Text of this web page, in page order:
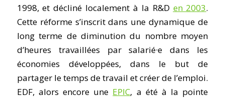
1998, et décliné localement à la R&D en 2003.
Cette réforme s’inscrit dans une dynamique de
long terme de diminution du nombre moyen
d’heures travaillées par salarié·e dans les
économies développées, dans le but de
partager le temps de travail et créer de l’emploi.
EDF, alors encore une EPIC, a été à la pointe